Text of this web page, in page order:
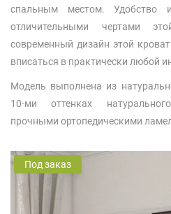
спальным местом. Удобство
отличительными чертами
современный дизайн этой
вписаться в практически любой
Модель выполнена из
10-ми оттенках
прочными ортопедическими
Под заказ